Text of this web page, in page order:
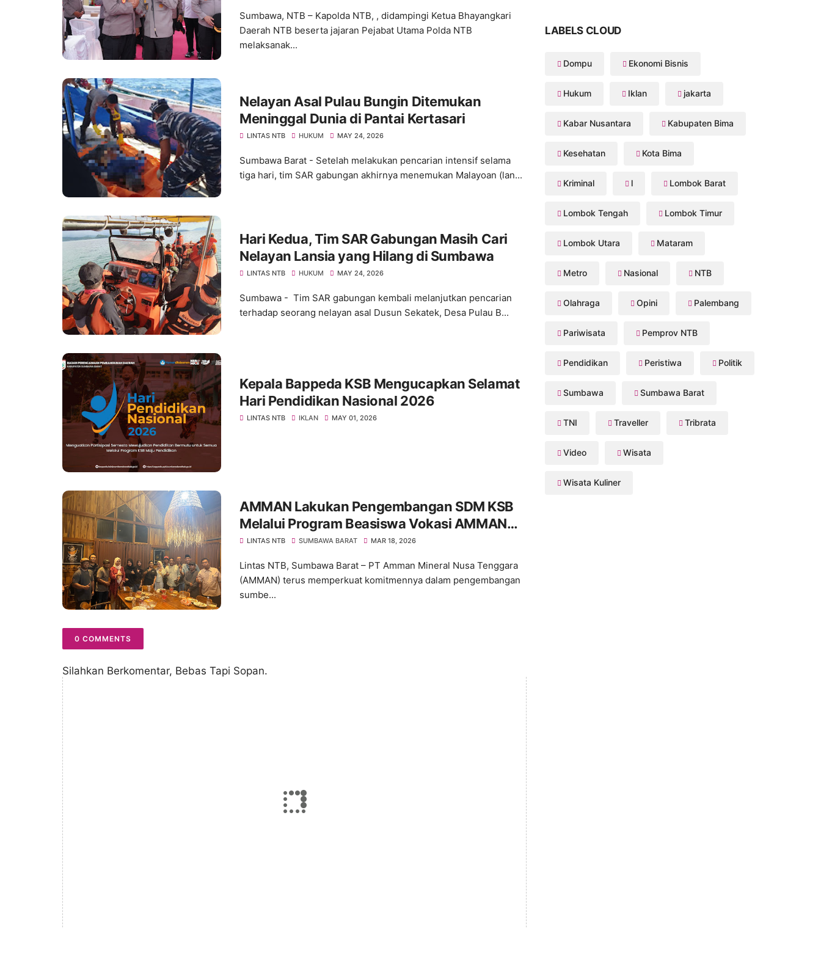
Sumbawa, NTB – Kapolda NTB, , didampingi Ketua Bhayangkari
Daerah NTB beserta jajaran Pejabat Utama Polda NTB
melaksanak...
Nelayan Asal Pulau Bungin Ditemukan
Meninggal Dunia di Pantai Kertasari
LINTAS NTB HUKUM MAY 24, 2026
Sumbawa Barat - Setelah melakukan pencarian intensif selama
tiga hari, tim SAR gabungan akhirnya menemukan Malayoan (lan...
Hari Kedua, Tim SAR Gabungan Masih Cari
Nelayan Lansia yang Hilang di Sumbawa
LINTAS NTB HUKUM MAY 24, 2026
Sumbawa - Tim SAR gabungan kembali melanjutkan pencarian
terhadap seorang nelayan asal Dusun Sekatek, Desa Pulau B...
Kepala Bappeda KSB Mengucapkan Selamat
Hari Pendidikan Nasional 2026
LINTAS NTB IKLAN MAY 01, 2026
AMMAN Lakukan Pengembangan SDM KSB
Melalui Program Beasiswa Vokasi AMMAN
Scholars
LINTAS NTB SUMBAWA BARAT MAR 18, 2026
Lintas NTB, Sumbawa Barat – PT Amman Mineral Nusa Tenggara
(AMMAN) terus memperkuat komitmennya dalam pengembangan
sumbe...
0 COMMENTS
Silahkan Berkomentar, Bebas Tapi Sopan.
LABELS CLOUD
Dompu Ekonomi Bisnis
Hukum Iklan jakarta
Kabar Nusantara Kabupaten Bima
Kesehatan Kota Bima
Kriminal l Lombok Barat
Lombok Tengah Lombok Timur
Lombok Utara Mataram
Metro Nasional NTB
Olahraga Opini Palembang
Pariwisata Pemprov NTB
Pendidikan Peristiwa Politik
Sumbawa Sumbawa Barat
TNI Traveller Tribrata
Video Wisata
Wisata Kuliner